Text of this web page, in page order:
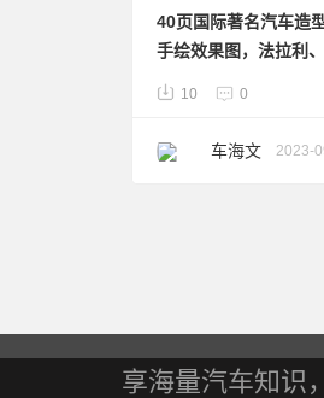
40页国际著名汽车造
手绘效果图，法拉利
10 0
车海文 2023-
享海量汽车知识